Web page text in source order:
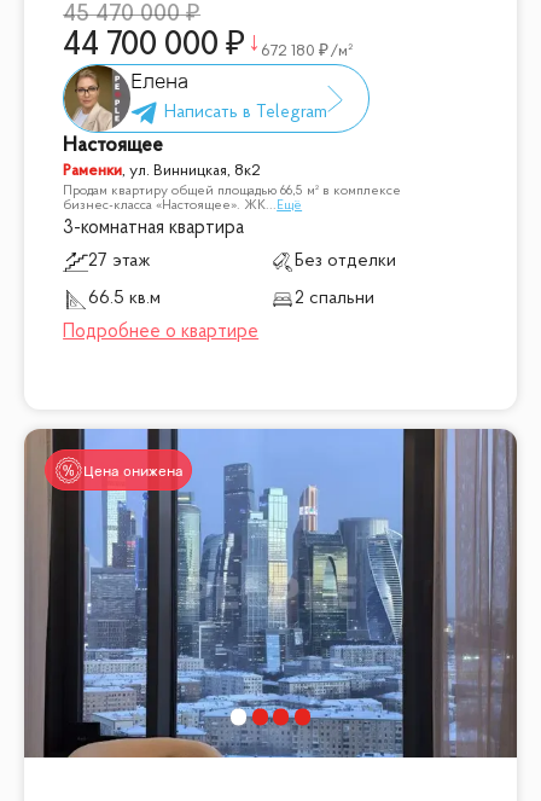
45 470 000
44 700 000 672 180 /м²
Елена
Настоящее
Раменки,ул. Винницкая, 8к2
Продам квартиру общей площадью 66,5 м² в комплексе
бизнес-класса «Настоящее». ЖК... Ещё
3-комнатная квартира
27 этаж
Без отделки
66.5 кв.м
2 спальни
Цена снижена